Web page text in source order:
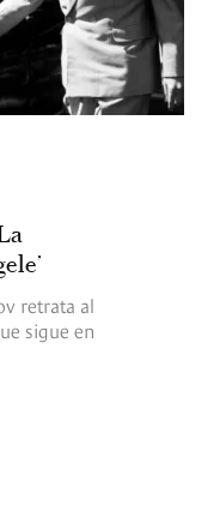
retrata al
sigue en